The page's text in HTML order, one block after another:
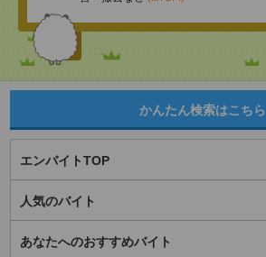
かんたん検索はこちら
エンバイトTOP
人気のバイト
あなたへのおすすめバイト